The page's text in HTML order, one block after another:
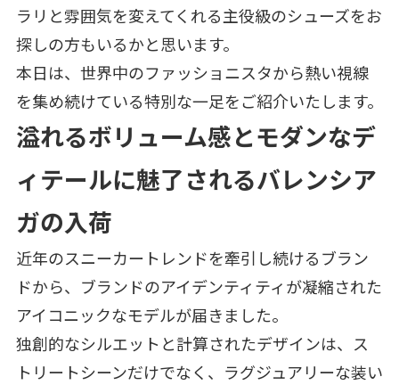
ラリと雰囲気を変えてくれる主役級のシューズをお
探しの方もいるかと思います。
本日は、世界中のファッショニスタから熱い視線
を集め続けている特別な一足をご紹介いたします。
溢れるボリューム感とモダンなデ
ィテールに魅了されるバレンシア
ガの入荷
近年のスニーカートレンドを牽引し続けるブラン
ドから、ブランドのアイデンティティが凝縮された
アイコニックなモデルが届きました。
独創的なシルエットと計算されたデザインは、ス
トリートシーンだけでなく、ラグジュアリーな装い